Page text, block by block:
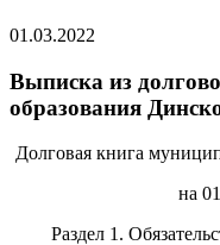
01.03.2022
Выписка из
образования
Долговая книга
на
Раздел 1.